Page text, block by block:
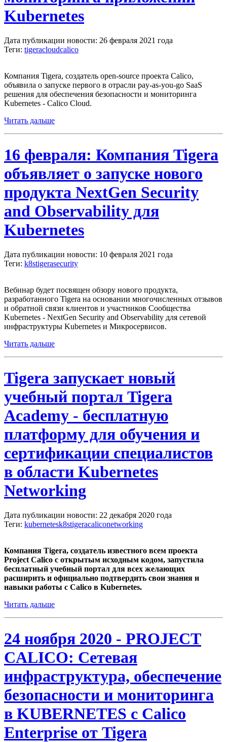
Kubernetes
Дата публикации новости: 26 февраля 2021 года
Теги: tigeracloudcalico
Компания Tigera, создатель open-source проекта Calico,
объявила о запуске первого в отрасли pay-as-you-go SaaS
решения для обеспечения безопасности и мониторинга
Kubernetes - Calico Cloud.
Читать дальше
16 февраля: Компания Tigera
объявляет о запуске нового
продукта NextGen Security
and Observability для
Kubernetes
Дата публикации новости: 10 февраля 2021 года
Теги: k8stigerasecurity
Вебинар будет посвящен обзору нового продукта,
разработанного Tigera на основании многочисленных отзывов
и обратной связи клиентов и участников Сообщества
Kubernetes - NextGen Security and Observability для сетевой
инфраструктуры Kubernetes и Микросервисов.
Читать дальше
Tigera запускает новый
учебный портал Tigera
Academy - бесплатную
платформу для обучения и
сертификации специалистов
в области Kubernetes
Networking
Дата публикации новости: 22 декабря 2020 года
Теги: kubernetesk8stigeracaliconetworking
Компания Tigera, создатель известного всем проекта
Project Calico с открытым исходным кодом, запустила
бесплатный учебный портал для всех желающих
расширить и официально подтвердить свои знания и
навыки работы с Calico в Kubernetes.
Читать дальше
24 ноября 2020 - PROJECT
CALICO: Сетевая
инфраструктура, обеспечение
безопасности и мониторинга
в KUBERNETES c Calico
Enterprise от Tigera